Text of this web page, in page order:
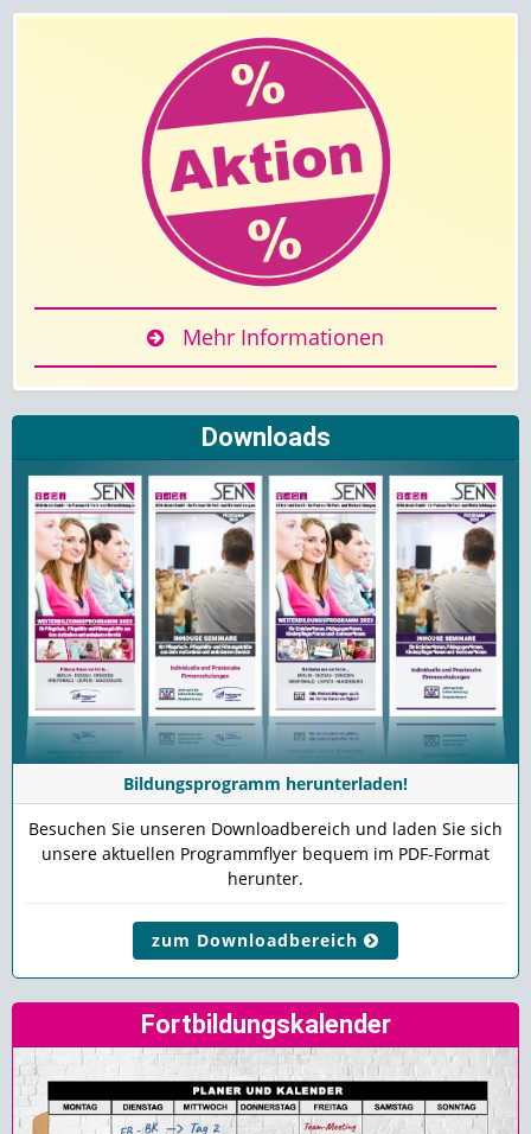
Mehr Informationen
Downloads
Bildungsprogramm herunterladen!
Besuchen Sie unseren Downloadbereich und laden Sie sich
unsere aktuellen Programmflyer bequem im PDF-Format
herunter.
zum Downloadbereich
Fortbildungskalender